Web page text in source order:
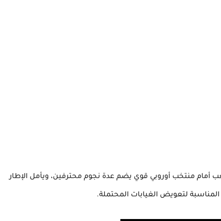
أمام منتخب أوروبي قوي يضم عدة نجوم محترفين، ويأمل الإطار
لتعويض الغيابات المحتملة.